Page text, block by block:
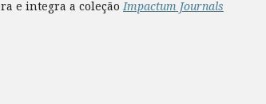
e integra a coleçãoImpactum Journals